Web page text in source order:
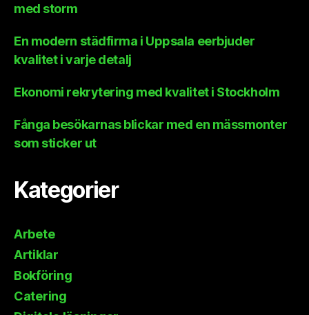
med storm
En modern städfirma i Uppsala eerbjuder
kvalitet i varje detalj
Ekonomi rekrytering med kvalitet i Stockholm
Fånga besökarnas blickar med en mässmonter
som sticker ut
Kategorier
Arbete
Artiklar
Bokföring
Catering